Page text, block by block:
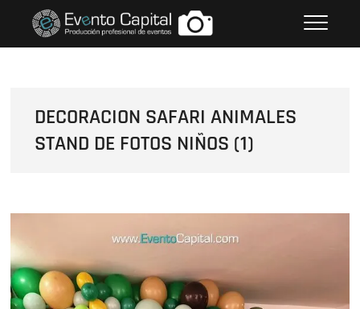
contenido
FOTOS GRUPO EMPRESARIAL
DECORACION SAFARI ANIMALES
STAND DE FOTOS NIÑOS (1)